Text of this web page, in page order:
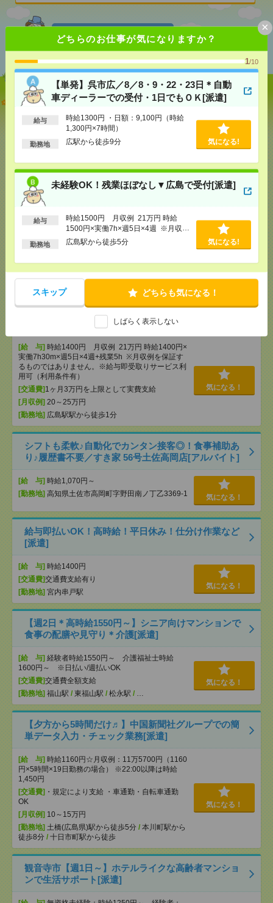
どちらのお仕事が気になりますか？
1/10
【単発】呉市広／8／8・9・22・23日＊自動
車ディーラーでの受付・1日でもＯＫ[派遣]
給与
時給1300円 ・日額：9,100円（時給
1,300円×7時間）
勤務地 広駅から徒歩9分 気になる!
未経験OK！残業ほぼなし▼広島で受付[派遣]
給与
時給1500円 月収例 21万円 時給
1500円×実働7h×週5日×4週 ※月収例
を保証するものではありません。※給
勤務地 広島駅から徒歩5分 気になる!
スキップ どちらも気になる！
しばらく表示しない
×
あなたの閲覧履歴からの
おすすめ
【単発】呉市広／8／8・9・22・23日＊自動車ディー
時給1300円 ・日額：9,100円（時給1,300
円×7時間）
[勤務地]広駅から徒歩9分
未経験OK！残業ほぼなし▼広島で受付[派遣]
[給 与]時給1500円 月収例 21万円 時給1500円×
実働7h×週5日×4週 ※月収例を保証するものではあ
りません。※給与即受取りサービス利用可（利用条
20～25万円
[勤務地]広島駅から徒歩5分
気になる！
未経験OK！残業ほぼなし▼広島駅での受付[派遣]
[給 与] 時給1400円 月収例 21万円 時給1400円×
実働7h30m×週5日×4週+残業5h ※月収例を保証す
るものではありません。※給与即受取りサービス利
用可（利用条件有）
[交通費]1ヶ月3万円を上限として実費支給
[月収例] 20～25万円
[勤務地] 広島駅駅から徒歩1分
気になる！
シフトも柔軟♪自動化でカンタン接客◎！食事補助あ
り♪履歴書不要／すき家 56号土佐高岡店[アルバイト]
[給 与] 時給1,070円～
[勤務地] 高知県土佐市高岡町字野田南ノ丁乙3369-1 気になる！
給与即払いOK！高時給！平日休み！仕分け作業など
[派遣]
[給 与] 時給1400円
[交通費]交通費支給有り
[勤務地] 宮内串戸駅
気になる！
【週2日＊高時給1550円～】シニア向けマンションで
食事の配膳や見守り＊介護[派遣]
[給 与] 経験者時給1550円～ 介護福祉士時給
1600円～ ※日払い/週払いOK
[交通費]交通費全額支給
[勤務地] 福山駅 / 東福山駅 / 松永駅 /
気になる！
【夕方から5時間だけ♬】中国新聞社グループでの簡
単データ入力・チェック業務[派遣]
[給 与] 時給1160円☆月収例：11万5700円（1160
円×5時間×19日勤務の場合） ※22:00以降は時給
1,450円
[交通費] ・規定により支給 ・車通勤・自転車通勤
OK
[月収例] 10～15万円
[勤務地] 土橋(広島県)駅から徒歩5分 / 本川町駅から
徒歩8分 / 十日市町駅から徒歩
気になる！
観音寺市【週1日～】ホテルライクな高齢者マンショ
ンで生活サポート[派遣]